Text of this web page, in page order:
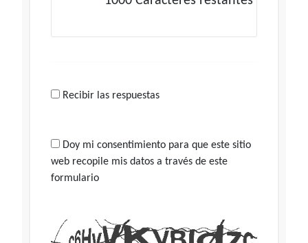
Recibir las respuestas
Doy mi consentimiento para que este sitio
web recopile mis datos a través de este
formulario